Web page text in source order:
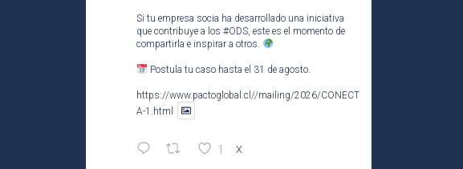
Si tu empresa socia ha desarrollado una iniciativa
que contribuye a los #ODS, este es el momento de
compartirla e inspirar a otros.
Postula tu caso hasta el 31 de agosto.
https://www.pactoglobal.cl//mailing/2026/CONECT
A-1.html
1 X